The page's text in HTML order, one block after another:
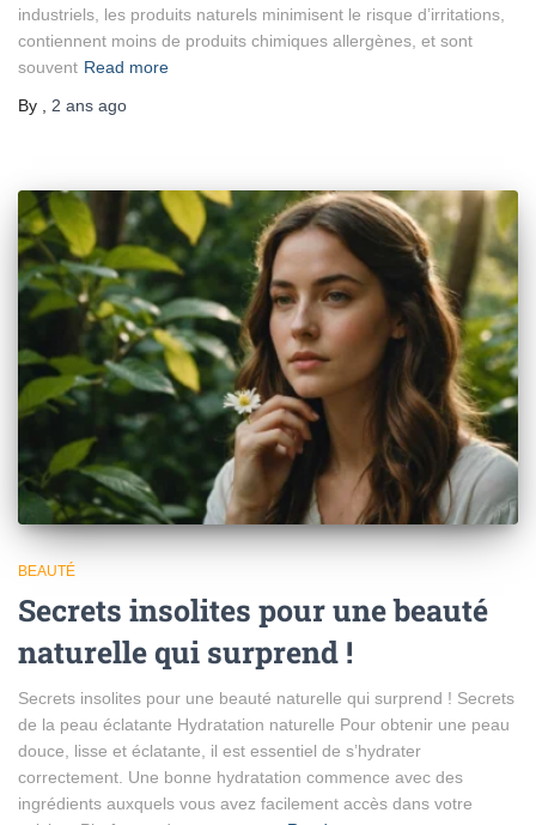
industriels, les produits naturels minimisent le risque d’irritations,
contiennent moins de produits chimiques allergènes, et sont
souvent Read more
By
2 ans ago
BEAUTÉ
Secrets insolites pour une beauté
naturelle qui surprend !
Secrets insolites pour une beauté naturelle qui surprend ! Secrets
de la peau éclatante Hydratation naturelle Pour obtenir une peau
douce, lisse et éclatante, il est essentiel de s’hydrater
correctement. Une bonne hydratation commence avec des
ingrédients auxquels vous avez facilement accès dans votre